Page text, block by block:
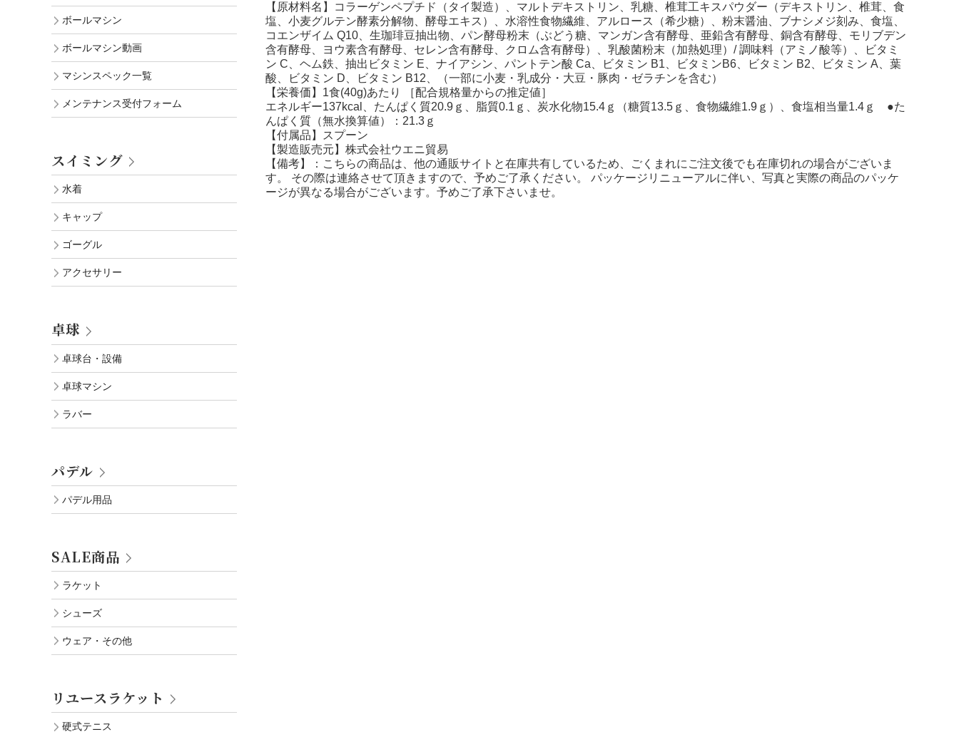
【原材料名】コラーゲンペプチド（タイ製造）、マルトデキストリン、乳糖、椎茸工キスパウダー（デキストリン、椎茸、食
塩、小麦グルテン酵素分解物、酵母エキス）、水溶性食物繊維、アルロース（希少糖）、粉末醤油、ブナシメジ刻み、食塩、
コエンザイム Q10、生珈琲豆抽出物、パン酵母粉末（ぶどう糖、マンガン含有酵母、亜鉛含有酵母、銅含有酵母、モリブデン
含有酵母、ヨウ素含有酵母、セレン含有酵母、クロム含有酵母）、乳酸菌粉末（加熱処理）/ 調味料（アミノ酸等）、ビタミ
ン C、ヘム鉄、抽出ビタミン E、ナイアシン、パントテン酸 Ca、ビタミン B1、ビタミンB6、ビタミン B2、ビタミン A、葉
酸、ビタミン D、ビタミン B12、（一部に小麦・乳成分・大豆・豚肉・ゼラチンを含む）
【栄養価】1食(40g)あたり ［配合規格量からの推定値］
エネルギー137kcal、たんぱく質20.9ｇ、脂質0.1ｇ、炭水化物15.4ｇ（糖質13.5ｇ、食物繊維1.9ｇ）、食塩相当量1.4ｇ ●た
んぱく質（無水換算値）：21.3ｇ
【付属品】スプーン
【製造販売元】株式会社ウエニ貿易
【備考】：こちらの商品は、他の通販サイトと在庫共有しているため、ごくまれにご注文後でも在庫切れの場合がございま
す。 その際は連絡させて頂きますので、予めご了承ください。 パッケージリニューアルに伴い、写真と実際の商品のパッケ
ージが異なる場合がございます。予めご了承下さいませ。
ボールマシン
ボールマシン動画
マシンスペック一覧
メンテナンス受付フォーム
スイミング
水着
キャップ
ゴーグル
アクセサリー
卓球
卓球台・設備
卓球マシン
ラバー
パデル
パデル用品
SALE商品
ラケット
シューズ
ウェア・その他
リユースラケット
硬式テニス